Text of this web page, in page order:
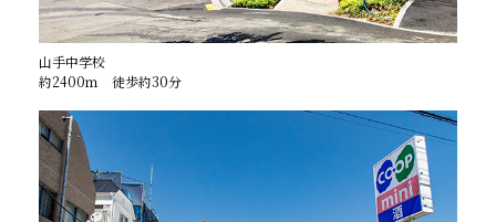
山手中学校
約2400ｍ 徒歩約30分